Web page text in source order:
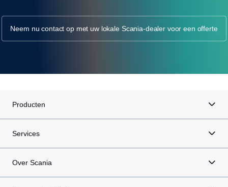
Neem nu contact op met uw lokale Scania-dealer voor een offerte
Producten
Services
Over Scania